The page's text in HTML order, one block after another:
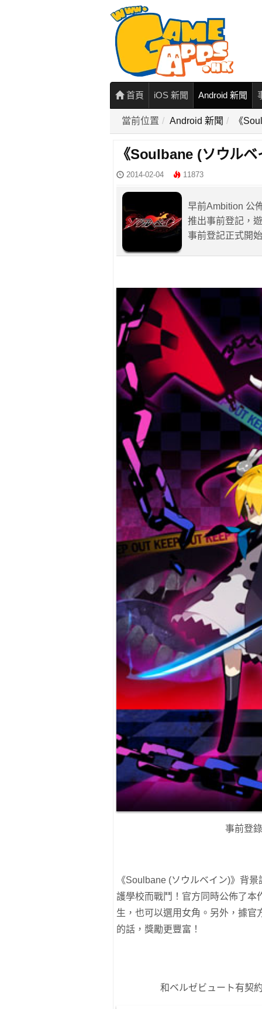
首頁 iOS 新聞 Android 新聞
當前位置 Android 新聞 《
《Soulbane (ソウル
2014-02-04 11873
早前Ambition 公
推出事前登記，
事前登記正式開
事前登
《Soulbane (ソウルベイン)》背
護學校而戰鬥！官方同時公佈了本
生，也可以選用女角。另外，據
的話，獎勵更豐富！
和ベルゼビュート有契